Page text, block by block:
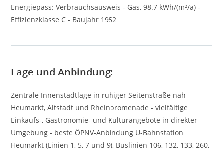
Energiepass: Verbrauchsausweis - Gas, 98.7 kWh/(m²/a) -
Effizienzklasse C - Baujahr 1952
Lage und Anbindung:
Zentrale Innenstadtlage in ruhiger Seitenstraße nah
Heumarkt, Altstadt und Rheinpromenade - vielfältige
Einkaufs-, Gastronomie- und Kulturangebote in direkter
Umgebung - beste ÖPNV-Anbindung U-Bahnstation
Heumarkt (Linien 1, 5, 7 und 9), Buslinien 106, 132, 133, 260,